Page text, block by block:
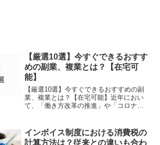
【厳選10選】今すぐできるおすす
めの副業、複業とは？【在宅可
能】
【厳選10選】今すぐできるおすすめの副
業、複業とは？【在宅可能】近年におい
て、「働き方改革の推進」や「コロナ禍
れています。そのため、「今よりも収入
を増やしたい」「家の隙...
インボイス制度における消費税の
計算方法は？従来との違いも合わ